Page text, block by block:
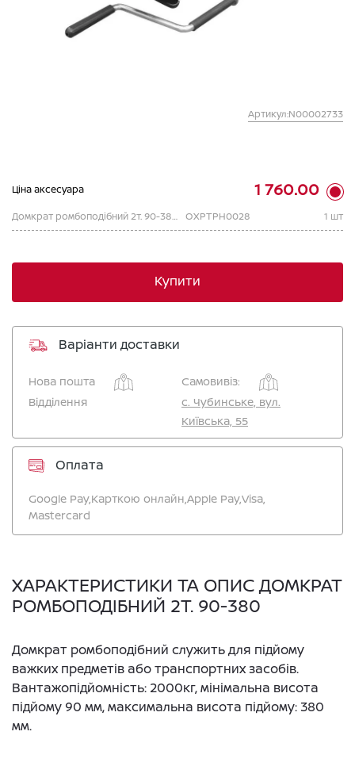
Артикул:N00002733
Ціна аксесуара 1 760.00
Домкрат ромбоподібний 2т. 90-380 OXPTPH0028 1 шт
Купити
Варіанти доставки
Нова пошта
Самовивіз:
Відділення
c. Чубинське, вул.
Київська, 55
Оплата
Google Pay,Карткою онлайн,Apple Pay,Visa,
Mastercard
ХАРАКТЕРИСТИКИ ТА ОПИС ДОМКРАТ
РОМБОПОДІБНИЙ 2Т. 90-380
Домкрат ромбоподібний служить для підйому
важких предметів або транспортних засобів.
Вантажопідйомність: 2000кг, мінімальна висота
підйому 90 мм, максимальна висота підйому: 380
мм.